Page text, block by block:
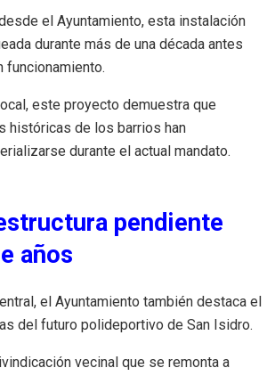
el Ayuntamiento, esta instalación
durante más de una década antes
funcionamiento.
este proyecto demuestra que
históricas de los barrios han
durante el actual mandato.
pendiente
años
el Ayuntamiento también destaca el
del futuro polideportivo de San Isidro.
vecinal que se remonta a